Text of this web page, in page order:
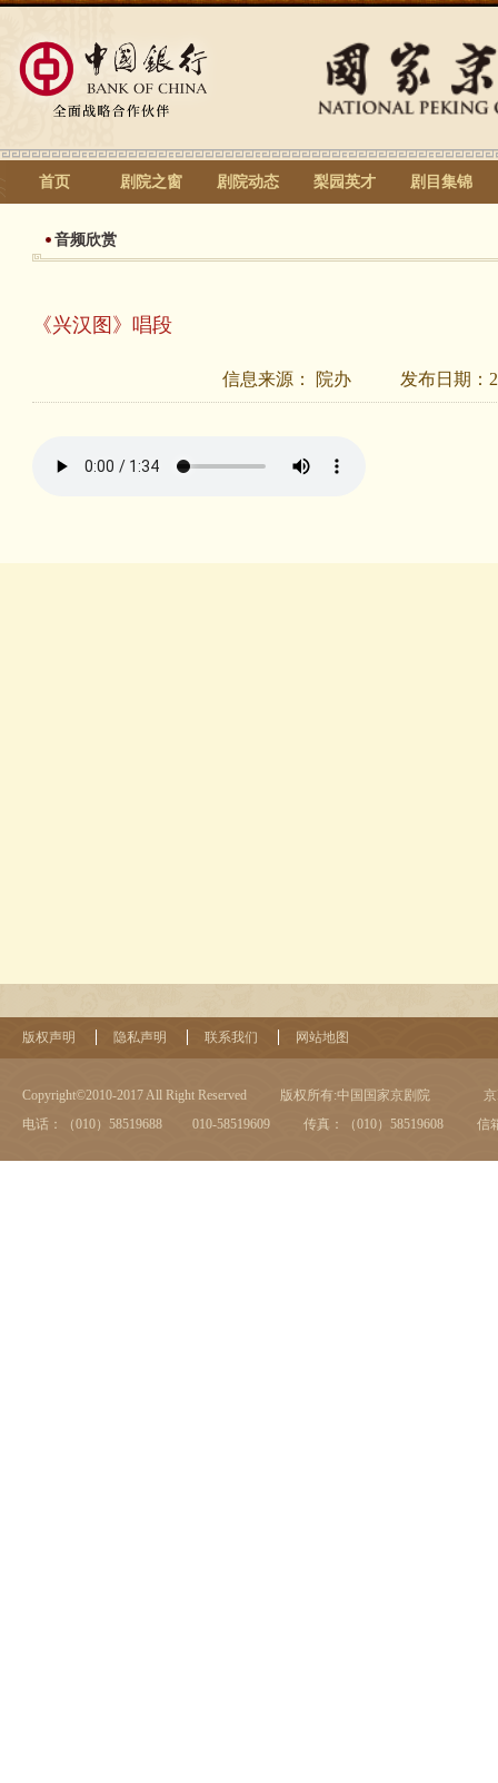
首页 剧院之窗 剧院动态 梨园英才 剧目集锦
音频欣赏
《兴汉图》唱段
信息来源： 院办 发布日期：
版权声明 隐私声明 联系我们 网站地图
Copyright©2010-2017 All Right Reserved 版权所有:中国国家京剧院
电话：（010）58519688 010-58519609
传真：（010）58519608 信